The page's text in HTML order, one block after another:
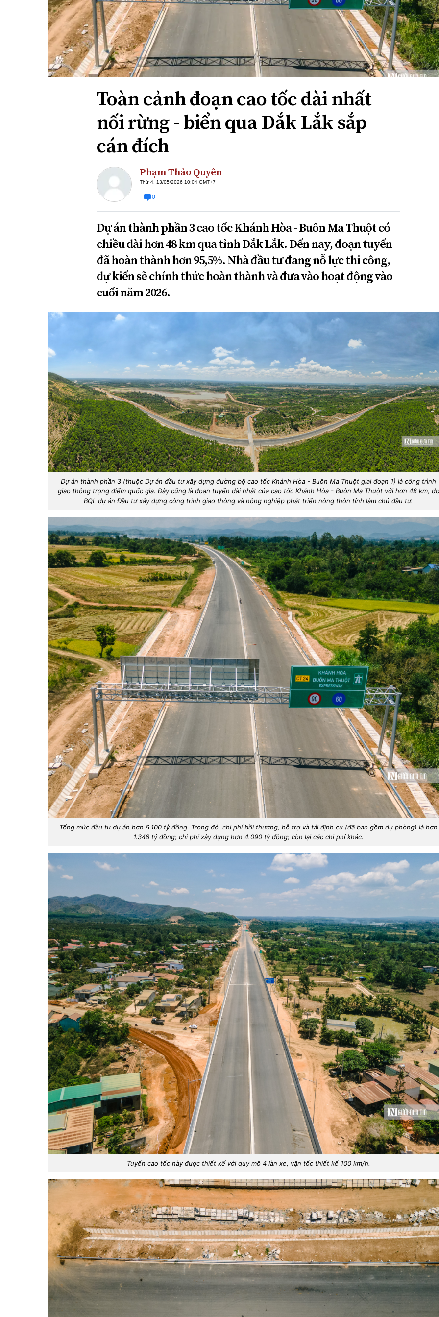
Xi nhan Trái Phải
Bạn đọc viết
Toàn cảnh đoạn cao tốc dài nhất
nối rừng - biển qua Đắk Lắk sắp
cán đích
Phạm Thảo Quyên
Thứ 4, 13/05/2026 10:04 GMT+7
0
Dự án thành phần 3 cao tốc Khánh Hòa - Buôn Ma Thuột có
chiều dài hơn 48 km qua tỉnh Đắk Lắk. Đến nay, đoạn tuyến
đã hoàn thành hơn 95,5%. Nhà đầu tư đang nỗ lực thi công,
dự kiến sẽ chính thức hoàn thành và đưa vào hoạt động vào
cuối năm 2026.
Dự án thành phần 3 (thuộc Dự án đầu tư xây dựng đường bộ cao tốc Khánh Hòa - Buôn Ma Thuột giai đoạn 1) là công trình
giao thông trọng điểm quốc gia. Đây cũng là đoạn tuyến dài nhất của cao tốc Khánh Hòa - Buôn Ma Thuột với hơn 48 km, do
BQL dự án Đầu tư xây dựng công trình giao thông và nông nghiệp phát triển nông thôn tỉnh làm chủ đầu tư.
Tổng mức đầu tư dự án hơn 6.100 tỷ đồng. Trong đó, chi phí bồi thường, hỗ trợ và tái định cư (đã bao gồm dự phòng) là hơn
1.346 tỷ đồng; chi phí xây dựng hơn 4.090 tỷ đồng; còn lại các chi phí khác.
Tuyến cao tốc này được thiết kế với quy mô 4 làn xe, vận tốc thiết kế 100 km/h.